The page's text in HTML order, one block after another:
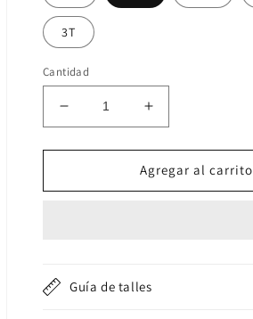
3T
Cantidad
Reducir
cantidad
para
de
y
Aumentar
cantidad
para
Set
de
y
Agregar al carrito
Guía de talles